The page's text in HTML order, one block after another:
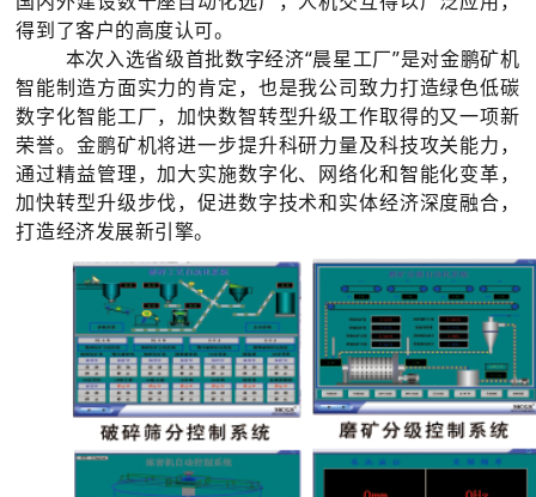
得到了客户的高度认可。
本次入选省级首批数字经济“晨星工厂”是对金鹏矿机
智能制造方面实力的肯定，也是我公司致力打造绿色低碳
数字化智能工厂，加快数智转型升级工作取得的又一项新
荣誉。金鹏矿机将进一步提升科研力量及科技攻关能力，
通过精益管理，加大实施数字化、网络化和智能化变革，
加快转型升级步伐，促进数字技术和实体经济深度融合，
打造经济发展新引擎。